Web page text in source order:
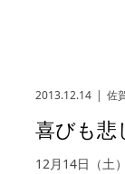
2013.12.14 佐
喜びも悲
12月14日（土